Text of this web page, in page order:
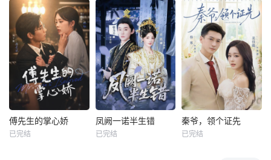
傅先生的掌心娇
已完结
凤阙一诺半生错
已完结
秦爷，领个证先
已完结